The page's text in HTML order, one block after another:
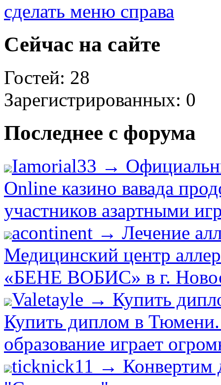
сделать меню справа
Сейчас на сайте
Гостей: 28
Зарегистрированных: 0
Последнее с форума
Iamorial33 →
Online казино вавада
участников азартными
acontinent → Лечение
Медицинский центр
«БЕНЕ ВОБИС» в г.
Valetayle → Купить
Купить диплом в
образование играет
ticknick11 → Конвертим